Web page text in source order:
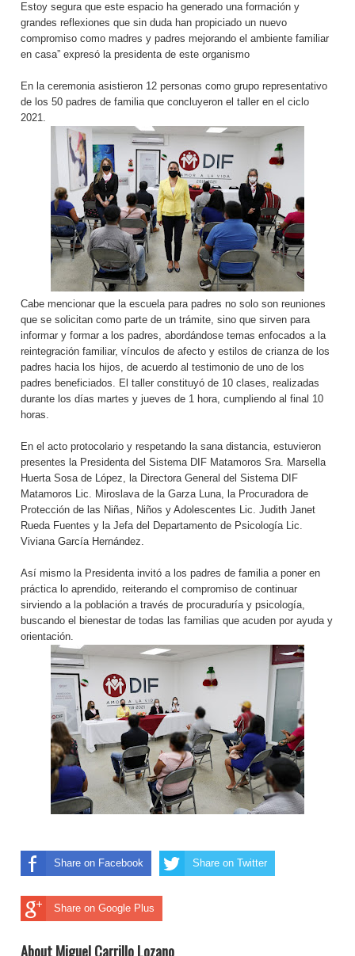
Estoy segura que este espacio ha generado una formación y
grandes reflexiones que sin duda han propiciado un nuevo
compromiso como madres y padres mejorando el ambiente familiar
en casa” expresó la presidenta de este organismo
En la ceremonia asistieron 12 personas como grupo representativo
de los 50 padres de familia que concluyeron el taller en el ciclo
2021.
Cabe mencionar que la escuela para padres no solo son reuniones
que se solicitan como parte de un trámite, sino que sirven para
informar y formar a los padres, abordándose temas enfocados a la
reintegración familiar, vínculos de afecto y estilos de crianza de los
padres hacia los hijos, de acuerdo al testimonio de uno de los
padres beneficiados. El taller constituyó de 10 clases, realizadas
durante los días martes y jueves de 1 hora, cumpliendo al final 10
horas.
En el acto protocolario y respetando la sana distancia, estuvieron
presentes la Presidenta del Sistema DIF Matamoros Sra. Marsella
Huerta Sosa de López, la Directora General del Sistema DIF
Matamoros Lic. Miroslava de la Garza Luna, la Procuradora de
Protección de las Niñas, Niños y Adolescentes Lic. Judith Janet
Rueda Fuentes y la Jefa del Departamento de Psicología Lic.
Viviana García Hernández.
Así mismo la Presidenta invitó a los padres de familia a poner en
práctica lo aprendido, reiterando el compromiso de continuar
sirviendo a la población a través de procuraduría y psicología,
buscando el bienestar de todas las familias que acuden por ayuda y
orientación.
Share on Facebook Share on Twitter
Share on Google Plus
About Miguel Carrillo Lozano